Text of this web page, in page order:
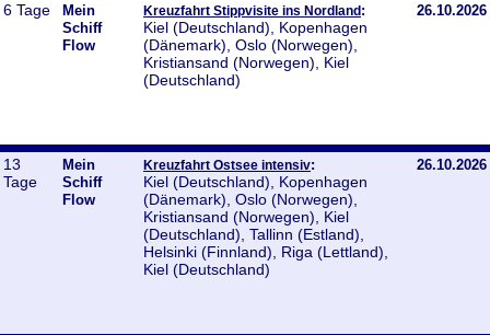
6 Tage
Mein
Schiff
Flow
Kreuzfahrt Stippvisite ins Nordland :
Kiel (Deutschland), Kopenhagen
(Dänemark), Oslo (Norwegen),
Kristiansand (Norwegen), Kiel
(Deutschland)
26.10.2026
13
Tage
Mein
Schiff
Flow
Kreuzfahrt Ostsee intensiv:
Kiel (Deutschland), Kopenhagen
(Dänemark), Oslo (Norwegen),
Kristiansand (Norwegen), Kiel
(Deutschland), Tallinn (Estland),
Helsinki (Finnland), Riga (Lettland),
Kiel (Deutschland)
26.10.2026